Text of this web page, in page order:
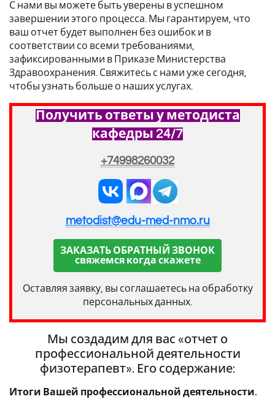
С нами вы можете быть уверены в успешном
завершении этого процесса. Мы гарантируем, что
ваш отчет будет выполнен без ошибок и в
соответствии со всеми требованиями,
зафиксированными в Приказе Министерства
Здравоохранения. Свяжитесь с нами уже сегодня,
чтобы узнать больше о наших услугах.
Получить ответы у методиста
кафедры 24/7
+74998260032
metodist@edu-med-nmo.ru
ЗАКАЗАТЬ ОБРАТНЫЙ ЗВОНОК
свяжемся когда скажете
Оставляя заявку, вы соглашаетесь на обработку
персональных данных.
Мы создадим для вас «отчет о
профессиональной деятельности
физотерапевт». Его содержание:
Итоги Вашей профессиональной деятельности.